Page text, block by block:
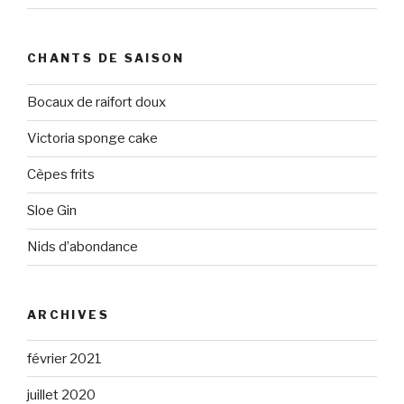
CHANTS DE SAISON
Bocaux de raifort doux
Victoria sponge cake
Cèpes frits
Sloe Gin
Nids d’abondance
ARCHIVES
février 2021
juillet 2020